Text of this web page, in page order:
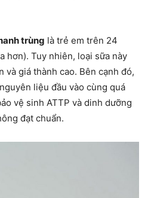
trùng là trẻ em trên 24
hơn). Tuy nhiên, loại sữa này
và giá thành cao. Bên cạnh đó,
liệu đầu vào cùng quá
vệ sinh ATTP và dinh dưỡng
đạt chuẩn.